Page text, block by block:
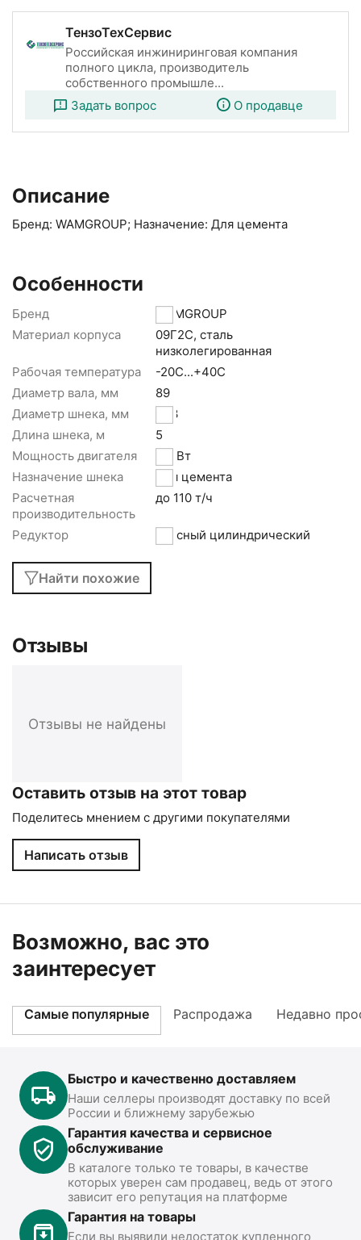
ТензоТехСервис
Российская инжиниринговая компания
полного цикла, производитель
собственного промышле...
Задать вопрос
О продавце
Описание
Бренд: WAMGROUP; Назначение: Для цемента
Особенности
Бренд
WAMGROUP
Материал корпуса
09Г2С, сталь
низколегированная
Рабочая температура
-20С...+40С
Диаметр вала, мм
89
Диаметр шнека, мм
323
Длина шнека, м
5
Мощность двигателя
11 кВт
Назначение шнека
Для цемента
Расчетная
производительность
до 110 т/ч
Редуктор соосный цилиндрический
Найти похожие
Отзывы
Отзывы не найдены
Оставить отзыв на этот товар
Поделитесь мнением с другими покупателями
Написать отзыв
Возможно, вас это
заинтересует
Самые популярные Распродажа Недавно
Быстро и качественно доставляем
Наши селлеры производят доставку по всей
России и ближнему зарубежью
Гарантия качества и сервисное
обслуживание
В каталоге только те товары, в качестве
которых уверен сам продавец, ведь от этого
зависит его репутация на платформе
Гарантия на товары
Если вы выявили недостаток купленного